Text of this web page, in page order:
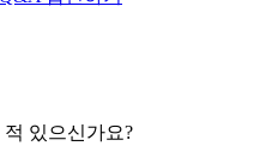
있으신가요?